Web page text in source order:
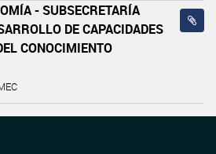
- SUBSECRETARÍA
DE CAPACIDADES
CONOCIMIENTO